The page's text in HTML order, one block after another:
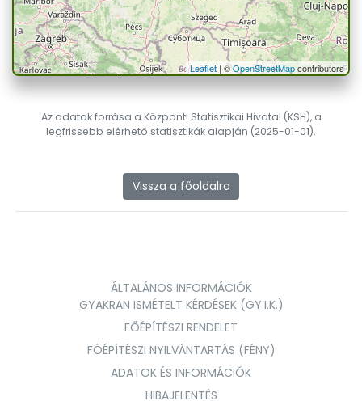
Leaflet| ©OpenStreetMapcontributors
Az adatok forrása a Központi Statisztikai Hivatal (KSH), a
legfrissebb elérhető statisztikák alapján (2025-01-01).
Vissza a főoldalra
ÁLTALÁNOS INFORMÁCIÓK
GYAKRAN ISMÉTELT KÉRDÉSEK (GY.I.K.)
FŐÉPÍTÉSZI RENDELET
FŐÉPÍTÉSZI NYILVÁNTARTÁS (FÉNY)
ADATOK ÉS INFORMÁCIÓK
HIBAJELENTÉS